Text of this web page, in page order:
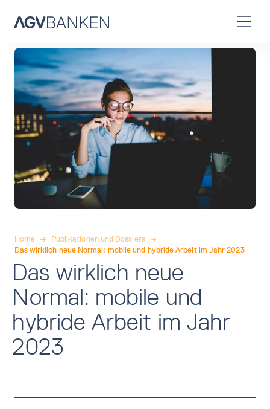
Home → Publikationen und Dossiers →
Das wirklich neue Normal: mobile und hybride Arbeit im Jahr 2023
Das wirklich neue
Normal: mobile und
hybride Arbeit im Jahr
2023